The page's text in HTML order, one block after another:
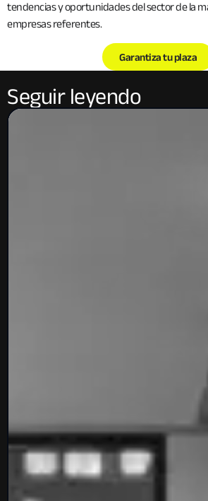
tendencias y oportunidades del sector de la
empresas referentes.
Garantiza tu plaza
Seguir leyendo